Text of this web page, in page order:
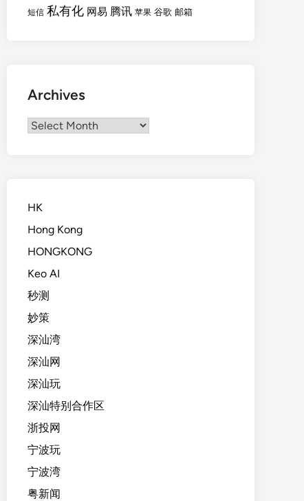
短信 私有化 网易 腾讯 苹果 谷歌 邮箱
Archives
Archives
HK
Hong Kong
HONGKONG
Keo AI
秒测
妙策
深汕湾
深汕网
深汕玩
深汕特别合作区
浙投网
宁波玩
宁波湾
粤新闻